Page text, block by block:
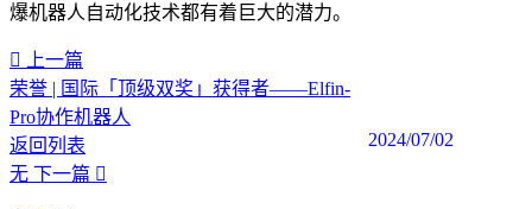
爆机器人自动化技术都有着巨大的潜力。‍
上一篇
荣誉 | 国际「顶级双奖」获得者——Elfin-
Pro协作机器人
2024/07/02
返回列表
无 下一篇